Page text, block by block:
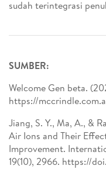
sudah terintegrasi
SUMBER:
Welcome Gen beta.
https://
Jiang, S. Y., Ma, A., &
Air Ions and Their
Improvement.
19(10), 2966. https://